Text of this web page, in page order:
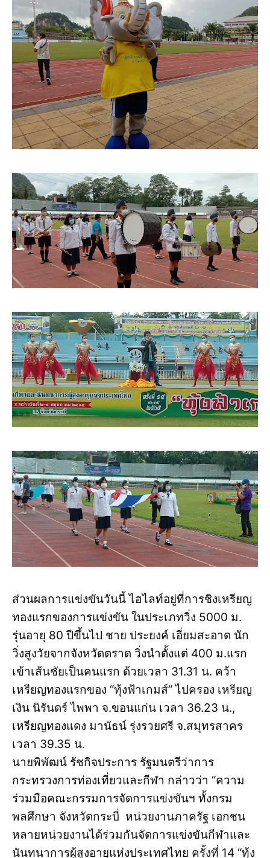
ส่วนผลการแข่งขันวันนี้ ไฮไลท์อยู่ที่การชิงเหรียญ
ทองแรกของการแข่งขัน ในประเภทวิ่ง 5000 ม.
รุ่นอายุ 80 ปีขึ้นไป ชาย ประยงค์ เอี่ยมสะอาด นัก
วิ่งสูงวัยจากจังหวัดตราด วิ่งนำตั้งแต่ 400 ม.แรก
เข้าเส้นชัยเป็นคนแรก ด้วยเวลา 31.31 น. คว้า
เหรียญทองแรกของ “ทุ้งฟ้าเกมส์” ไปครอง เหรียญ
เงิน นิรันดร์ ไพพา จ.ขอนแก่น เวลา 36.23 น.,
เหรียญทองแดง มานัธน์ รุ่งรวยศรี จ.สมุทรสาคร
เวลา 39.35 น.
นายพิพัฒน์ รัชกิจประการ รัฐมนตรีว่าการ
กระทรวงการท่องเที่ยวและกีฬา กล่าวว่า “ความ
ร่วมมือคณะกรรมการจัดการแข่งขันฯ ทั้งกรม
พลศึกษา จังหวัดกระบี่ หน่วยงานภาครัฐ เอกชน
หลายหน่วยงานได้ร่วมกันจัดการแข่งขันกีฬาและ
นันทนาการผู้สูงอายุแห่งประเทศไทย ครั้งที่ 14 “ทุ้ง